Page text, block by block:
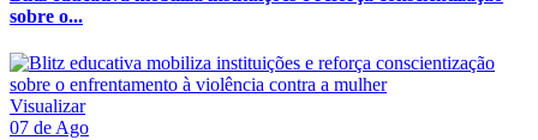
sobre o...
Visualizar
07 de Ago